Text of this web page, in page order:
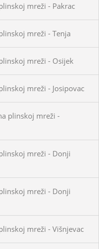
mreži - Pakrac
mreži - Tenja
mreži - Osijek
mreži - Josipovac
plinskoj mreži -
mreži - Donji
mreži - Donji
mreži - Višnjevac